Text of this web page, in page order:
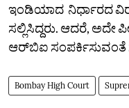
ಇಂಡಿಯಾದ ನಿರ್ಧಾರದ
ಸಲ್ಲಿಸಿದ್ದರು. ಆದರೆ, ಅದೇ
ಆರ್‌ಬಿಐ ಸಂಪರ್ಕಿಸುವಂತೆ
Bombay High Court